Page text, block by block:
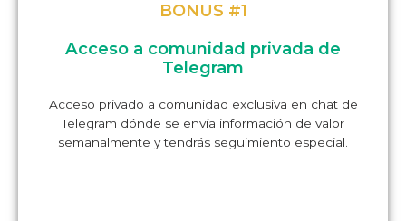
BONUS #1
Acceso a comunidad privada de
Telegram
Acceso privado a comunidad exclusiva en chat de
Telegram dónde se envía información de valor
semanalmente y tendrás seguimiento especial.